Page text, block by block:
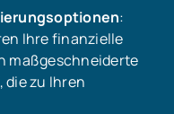
:
Ihre finanzielle
maßgeschneiderte
die zu Ihren